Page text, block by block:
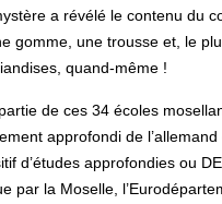
a révélé le contenu du
gomme, une trousse et, le
quand-même !
de ces 34 écoles
approfondi de
d’études approfondies ou
par la Moselle,